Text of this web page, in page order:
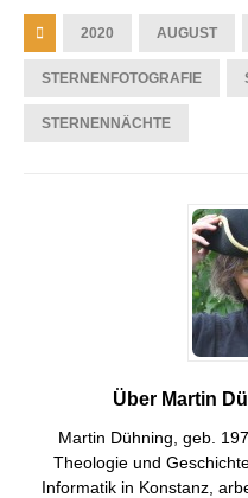
2020 AUGUST
STERNENFOTOGRAFIE
STERNENNÄCHTE
Über Martin
Martin Dühning, geb.
Theologie und
Informatik in Konstanz,